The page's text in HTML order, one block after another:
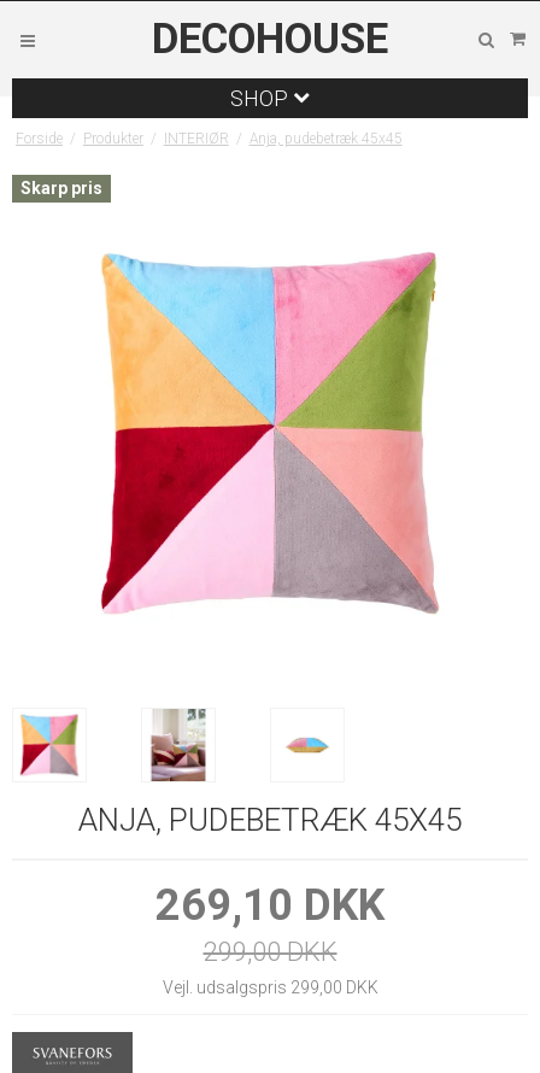
DECOHOUSE
SHOP
Forside / Produkter / INTERIØR / Anja, pudebetræk 45x45
Skarp pris
ANJA, PUDEBETRÆK 45X45
269,10 DKK
299,00 DKK
Vejl. udsalgspris 299,00 DKK